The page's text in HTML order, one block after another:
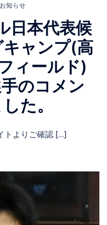
お知らせ
日本代表候
ャンプ(高
ィールド)
のコメン
た。
トよりご確認 […]